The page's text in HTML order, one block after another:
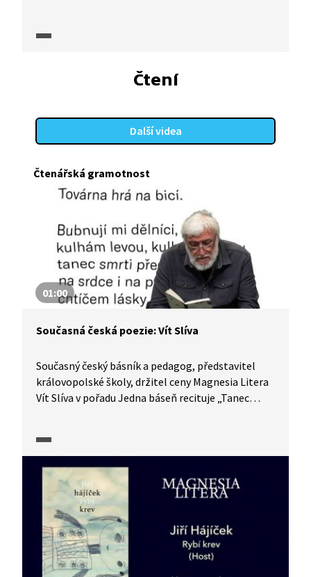
v kategorii Próza.
Čtení
Další videa
Čtenářská gramotnost
01:00
Současná česká poezie: Vít Slíva
Současný český básník a pedagog, představitel
královopolské školy, držitel ceny Magnesia Litera
Vít Slíva v pořadu Jedna báseň recituje „Tanec